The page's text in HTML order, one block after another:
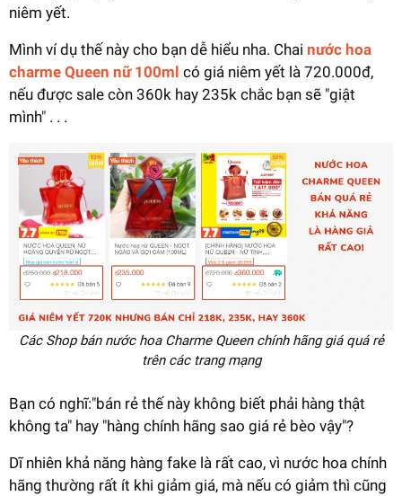
niêm yết.
Mình ví dụ thế này cho bạn dễ hiểu nha. Chai nước hoa
charme Queen nữ 100ml có giá niêm yết là 720.000đ,
nếu được sale còn 360k hay 235k chắc bạn sẽ "giật
mình" . . .
Các Shop bán nước hoa Charme Queen chính hãng giá quá rẻ
trên các trang mạng
Bạn có nghĩ:"bán rẻ thế này không biết phải hàng thật
không ta" hay "hàng chính hãng sao giá rẻ bèo vậy"?
Dĩ nhiên khả năng hàng fake là rất cao, vì nước hoa chính
hãng thường rất ít khi giảm giá, mà nếu có giảm thì cũng